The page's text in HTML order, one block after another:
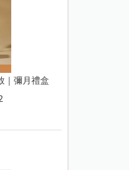
｜彌月禮盒